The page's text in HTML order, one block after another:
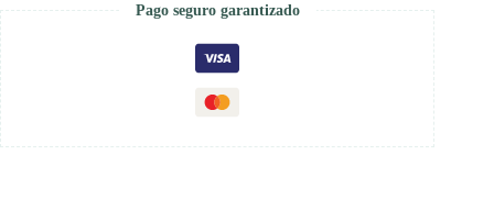
Pago seguro garantizado